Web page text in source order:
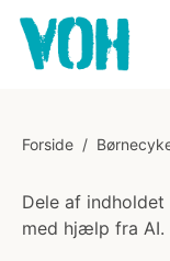
Forside /
Dele af
med hjælp fra AI.